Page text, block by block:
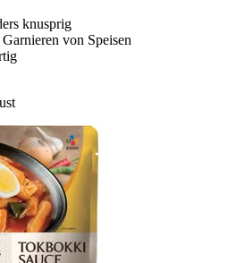
knusprig
von Speisen